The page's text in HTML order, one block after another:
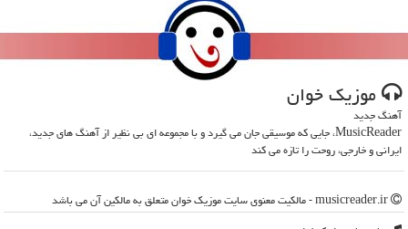
موزیك خوان
آهنگ جدید
MusicReader، جایی که موسیقی جان می گیرد و با مجموعه ای بی نظیر از آهنگ های جدید،
ایرانی و خارجی، روحت را تازه می کند